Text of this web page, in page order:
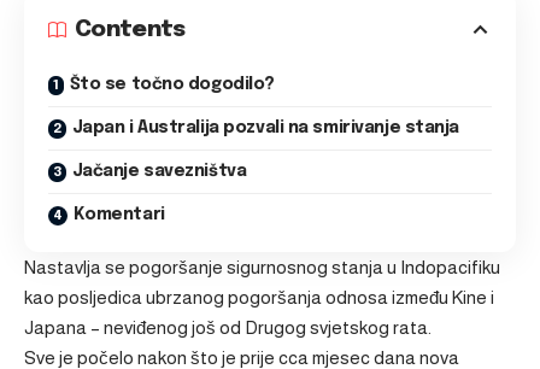
Contents
Što se točno dogodilo?
Japan i Australija pozvali na smirivanje stanja
Jačanje savezništva
Komentari
Nastavlja se pogoršanje sigurnosnog stanja u Indopacifiku
kao posljedica ubrzanog pogoršanja odnosa između Kine i
Japana – neviđenog još od Drugog svjetskog rata.
Sve je počelo nakon što je prije cca mjesec dana nova